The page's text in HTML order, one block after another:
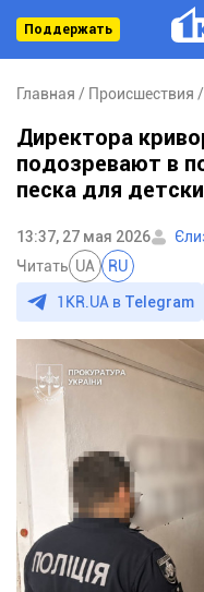
Поддержать
Главная Происшествия
Директора
подозревают в
песка для
13:37, 27 мая 2026
Читать UA RU
1KR.UA в Telegram